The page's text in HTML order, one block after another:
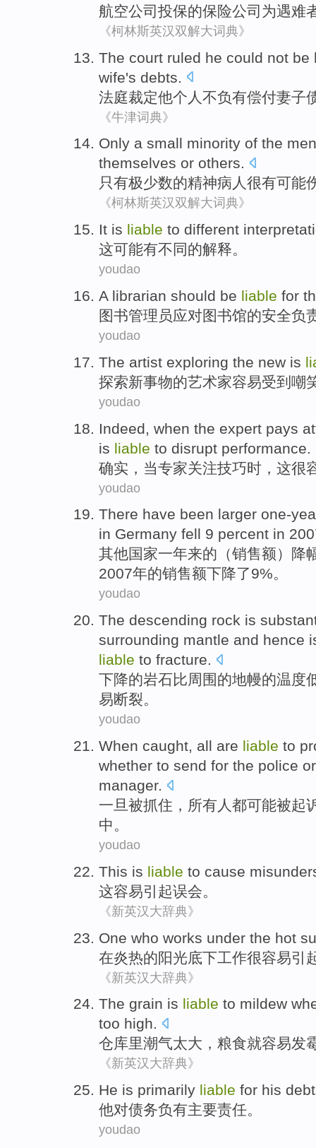
航空公司 投保的保险公司为遇难
《柯林斯英汉双解大词典》
The court ruled he could not be
wife's debts
法庭裁定他个人 不负有偿付妻子
《牛津词典》
Only a small minority of the
themselves or others.
只有极少数的精神病人很有可能
《柯林斯英汉双解大词典》
It is liable to different
这可能有不同的解释。
youdao
A librarian should be liable for
图书管理员应对图书馆的安全负
youdao
The artist exploring the new is
探索新事物的艺术家容易受到嘲
youdao
Indeed when the expert pays
is liable to disrupt performance
确实 ， 当专家关注技巧时， 这很
youdao
There have been larger one-
in Germany fell 9 percent in
其他国家一年来的（销售额） 降
2007年的销售额下降了9%。
youdao
The descending rock is
surrounding mantle and hence
liable to fracture.
下降的岩石比周围的地幔的温度
易断裂。
youdao
When caught, all are liable to
whether to send for the police
manager.
一旦 被抓住 ， 所有人 都可能被起
中。
youdao
This is liable to cause
这容易引起误会。
《新英汉大辞典》
One who works under the hot
在炎热的阳光底下工作很容易引
《新英汉大辞典》
The grain is liable to mildew
too high.
仓库里潮气太大 ， 粮食就容易发
《新英汉大辞典》
He is primarily liable for his
他对债务负有主要责任。
youdao